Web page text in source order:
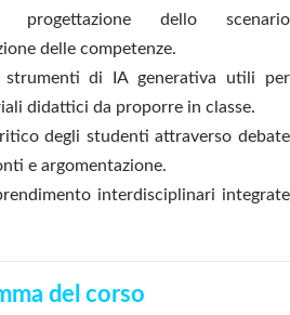
progettazione dello scenario
delle competenze.
di IA generativa utili per
didattici da proporre in classe.
degli studenti attraverso debate
e argomentazione.
interdisciplinari integrate
del corso